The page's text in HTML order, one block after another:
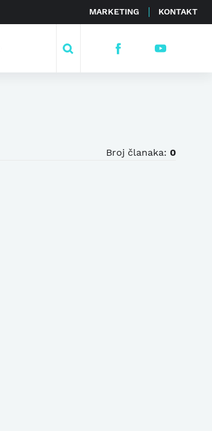
MARKETING KONTAKT
Broj članaka: 0